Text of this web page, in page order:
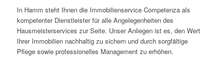
In Hamm steht Ihnen die Immobilienservice Competenza als
kompetenter Dienstleister für alle Angelegenheiten des
Hausmeisterservices zur Seite. Unser Anliegen ist es, den Wert
Ihrer Immobilien nachhaltig zu sichern und durch sorgfältige
Pflege sowie professionelles Management zu erhöhen.